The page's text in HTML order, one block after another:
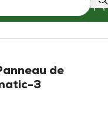
Système de chauffage
de
3